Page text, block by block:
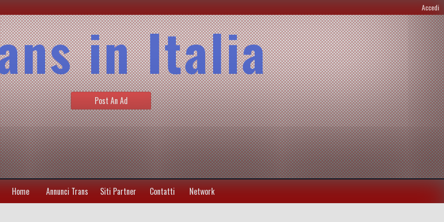
Accedi
in Italia
Post An Ad
Home Annunci Trans Siti Partner Contatti Network